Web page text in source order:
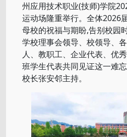
州应用技术职业(技师)学院
运动场隆重举行。全体2026
母校的祝福与期盼,告别校园
学校理事会领导、校领导、
人、教职工、企业代表、优
班学生代表共同见证这一难
校长张安邻主持。